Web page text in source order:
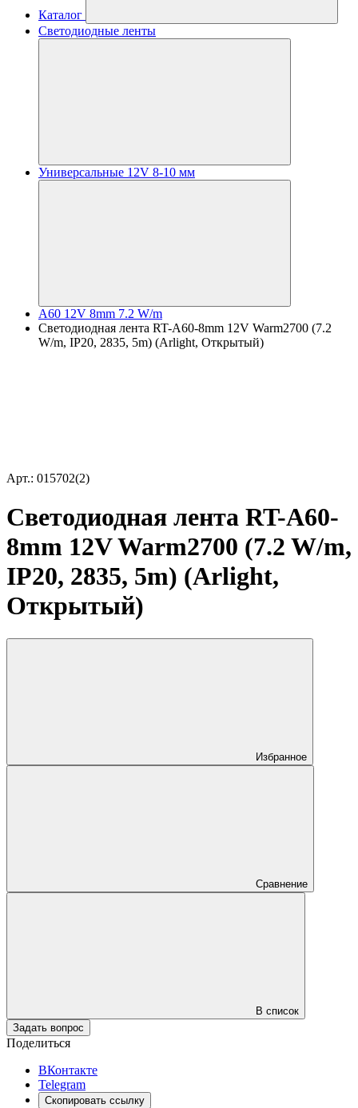
Каталог
Светодиодные ленты
Универсальные 12V 8-10 мм
A60 12V 8mm 7.2 W/m
Светодиодная лента RT-A60-8mm 12V Warm2700 (7.2
W/m, IP20, 2835, 5m) (Arlight, Открытый)
Арт.: 015702(2)
Светодиодная лента RT-A60-
8mm 12V Warm2700 (7.2 W/m,
IP20, 2835, 5m) (Arlight,
Открытый)
Избранное
Сравнение
В список
Задать вопрос
Поделиться
ВКонтакте
Telegram
Скопировать ссылку